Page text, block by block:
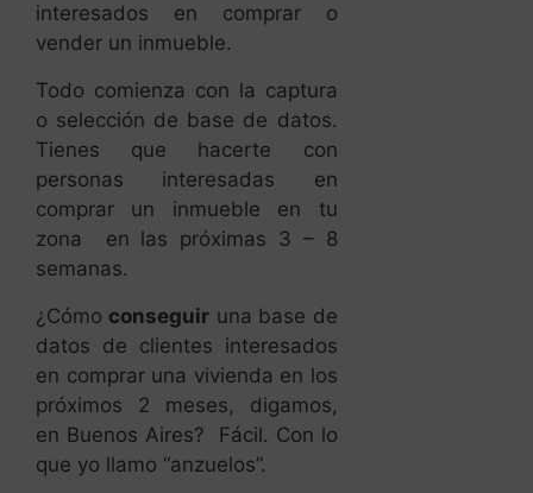
interesados en comprar o
vender un inmueble.
Todo comienza con la captura
o selección de base de datos.
Tienes que hacerte con
personas interesadas en
comprar un inmueble en tu
zona en las próximas 3 – 8
semanas.
¿Cómo conseguir una base de
datos de clientes interesados
en comprar una vivienda en los
próximos 2 meses, digamos,
en Buenos Aires? Fácil. Con lo
que yo llamo “anzuelos”.